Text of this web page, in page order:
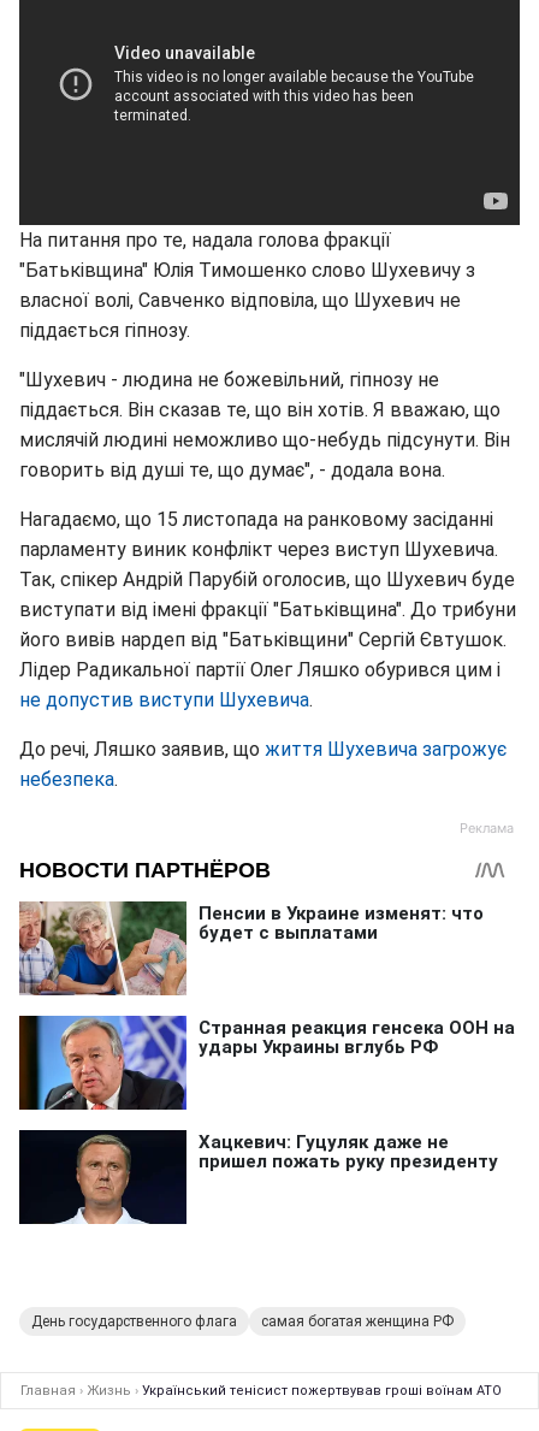
На питання про те, надала голова фракції
"Батьківщина" Юлія Тимошенко слово Шухевичу з
власної волі, Савченко відповіла, що Шухевич не
піддається гіпнозу.
"Шухевич - людина не божевільний, гіпнозу не
піддається. Він сказав те, що він хотів. Я вважаю, що
мислячій людині неможливо що-небудь підсунути. Він
говорить від душі те, що думає", - додала вона.
Нагадаємо, що 15 листопада на ранковому засіданні
парламенту виник конфлікт через виступ Шухевича.
Так, спікер Андрій Парубій оголосив, що Шухевич буде
виступати від імені фракції "Батьківщина". До трибуни
його вивів нардеп від "Батьківщини" Сергій Євтушок.
Лідер Радикальної партії Олег Ляшко обурився цим і
не допустив виступи Шухевича.
До речі, Ляшко заявив, що життя Шухевича загрожує
небезпека.
День государственного флага самая богатая женщина РФ
Главная › Жизнь › Український тенісист пожертвував гроші воїнам АТО